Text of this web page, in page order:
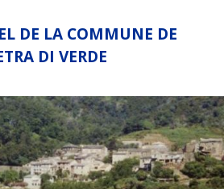
DE LA COMMUNE DE
DI VERDE